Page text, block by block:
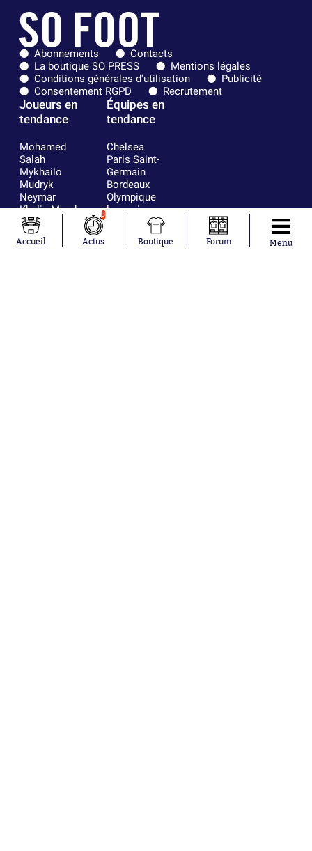
Abonnements
Contacts
La boutique SO PRESS
Mentions légales
Conditions générales d'utilisation
Publicité
Consentement RGPD
Recrutement
Joueurs en
tendance
Mohamed
Salah
Mykhailo
Mudryk
Neymar
Khalis Merah
Loïs Openda
Moussa
Niakhaté
Équipes en
tendance
Chelsea
Paris Saint-
Germain
Bordeaux
Olympique
lyonnais
Real Madrid
RC Strasbourg
Accueil
8
Actus Boutique Forum Menu